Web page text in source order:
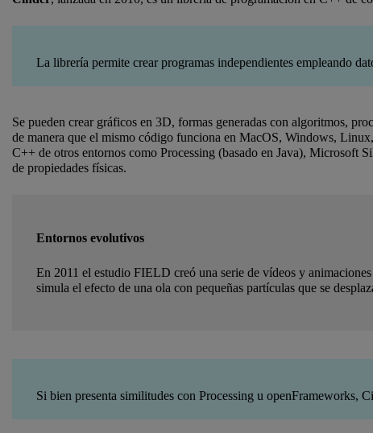
La librería permite crear programas independientes empleando
Se pueden crear gráficos en 3D, formas generadas con algoritmos,
de manera que el mismo código funciona en MacOS, Windows,
C++ de otros entornos como Processing (basado en Java), Microsoft
de propiedades físicas.
Entornos evolutivos
En 2011 el estudio FIELD creó una serie de vídeos y animaciones
simula el efecto de una ola con pequeñas partículas que se
Si bien presenta similitudes con Processing u openFrameworks,